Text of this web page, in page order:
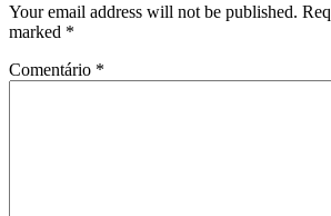
Your email address will not be published.
marked *
Comentário *